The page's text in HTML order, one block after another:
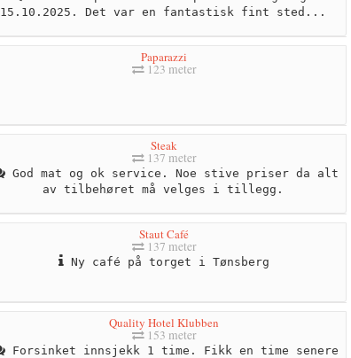
15.10.2025. Det var en fantastisk fint sted...
Paparazzi
123 meter
Steak
137 meter
God mat og ok service. Noe stive priser da alt
av tilbehøret må velges i tillegg.
Staut Café
137 meter
Ny café på torget i Tønsberg
Quality Hotel Klubben
153 meter
Forsinket innsjekk 1 time. Fikk en time senere